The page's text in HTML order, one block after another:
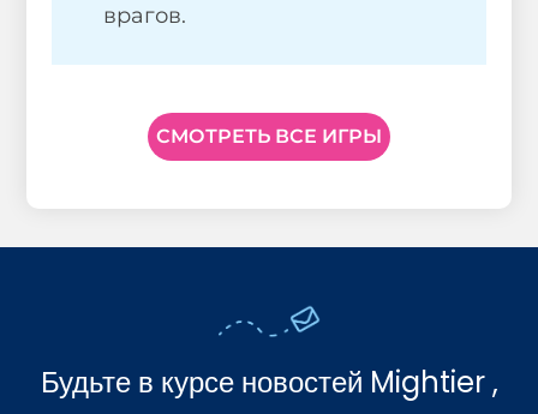
врагов.
СМОТРЕТЬ ВСЕ ИГРЫ
Будьте в курсе новостей Mightier ,